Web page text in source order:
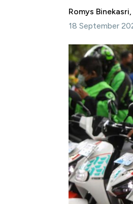
Romys Binekasri,
18 September